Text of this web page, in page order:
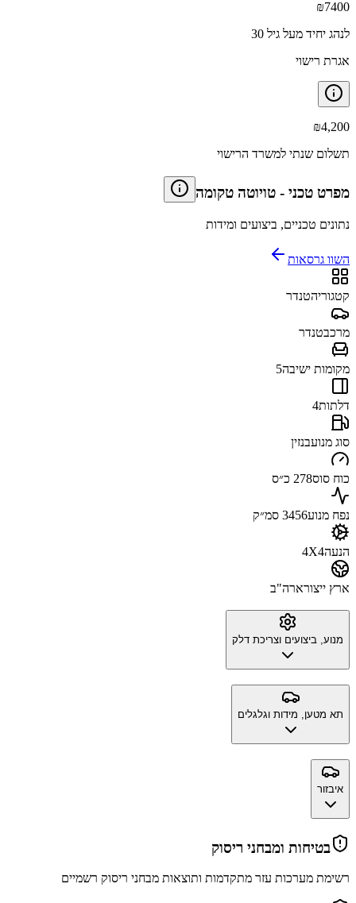
₪7400
לנהג יחיד מעל גיל 30
אגרת רישוי
₪4,200
תשלום שנתי למשרד הרישוי
מפרט טכני - טויוטה טקומה
נתונים טכניים, ביצועים ומידות
השוו גרסאות
קטגוריהטנדר
מרכבטנדר
מקומות ישיבה5
דלתות4
סוג מנועבנזין
כוח סוס278 כ״ס
נפח מנוע3456 סמ״ק
הנעה4X4
ארץ ייצורארה"ב
מנוע, ביצועים וצריכת דלק
תא מטען, מידות וגלגלים
איבזור
בטיחות ומבחני ריסוק
רשימת מערכות עזר מתקדמות ותוצאות מבחני ריסוק רשמיים